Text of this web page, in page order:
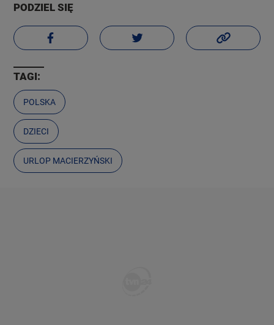
PODZIEL SIĘ
TAGI:
POLSKA
DZIECI
URLOP MACIERZYŃSKI